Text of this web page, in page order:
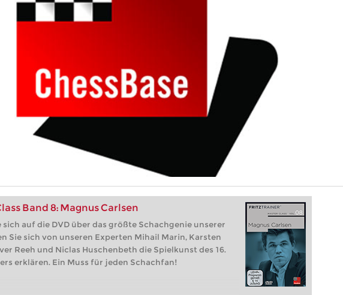
Band 8: Magnus Carlsen
sich auf die DVD über das größte Schachgenie unserer
Sie sich von unseren Experten Mihail Marin, Karsten
Reeh und Niclas Huschenbeth die Spielkunst des 16.
erklären. Ein Muss für jeden Schachfan!